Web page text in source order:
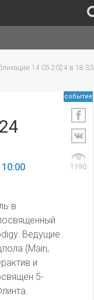
14.05.2024 в 18:33
событие
1190
в
Ведущие
(Main,
и
5-